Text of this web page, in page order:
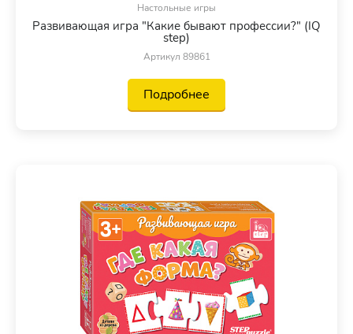
Настольные игры
Развивающая игра "Какие бывают профессии?" (IQ
step)
Артикул 89861
Подробнее